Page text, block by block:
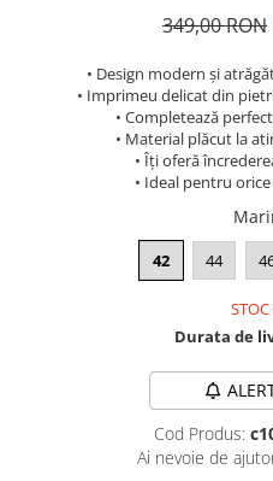
349,00 RON
• Design modern și
• Imprimeu delicat din
• Completează
• Material plăcut la
• Îți oferă
• Ideal pentru
42 44
Durata de
Cod Produs:
Ai nevoie de